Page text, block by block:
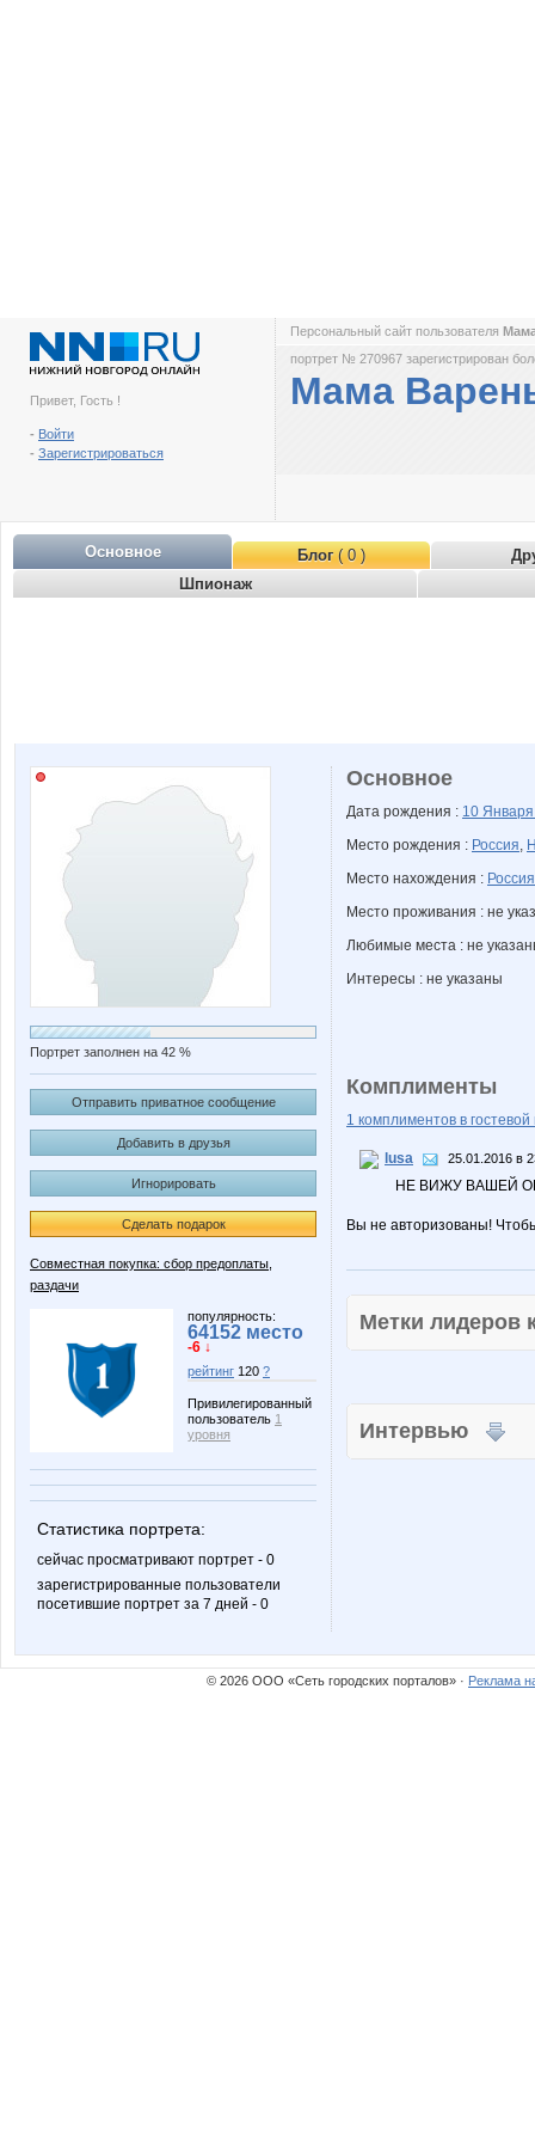
Привет, Гость !
- Войти
- Зарегистрироваться
Персональный сайт пользователя
портрет № 270967 зарегистрирован
Мама
Основное Блог( 0 )
Шпионаж
Портрет заполнен на 42 %
Отправить приватное сообщение
Добавить в друзья
Игнорировать
Сделать подарок
Совместная покупка: сбор предоплаты,
раздачи
популярность:
64152 место
-6 ↓
рейтинг 120 ?
Привилегированный
пользователь 1
уровня
Статистика портрета:
сейчас просматривают портрет - 0
зарегистрированные пользователи
посетившие портрет за 7 дней - 0
Основное
Дата рождения : 10
Место рождения : Россия,
Место нахождения : Россия
Место проживания : не
Любимые места : не
Интересы : не указаны
Комплименты
1 комплиментов в гостевой
lusa 25.01.2016 в
НЕ ВИЖУ ВАШЕЙ
Вы не авторизованы!
Метки
Интервью
© 2026 ООО «Сеть городских порталов» · Реклама